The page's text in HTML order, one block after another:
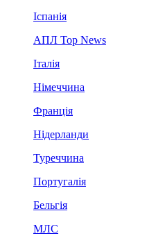
Іспанія
АПЛ Top News
Італія
Німеччина
Франція
Нідерланди
Туреччина
Португалія
Бельгія
МЛС